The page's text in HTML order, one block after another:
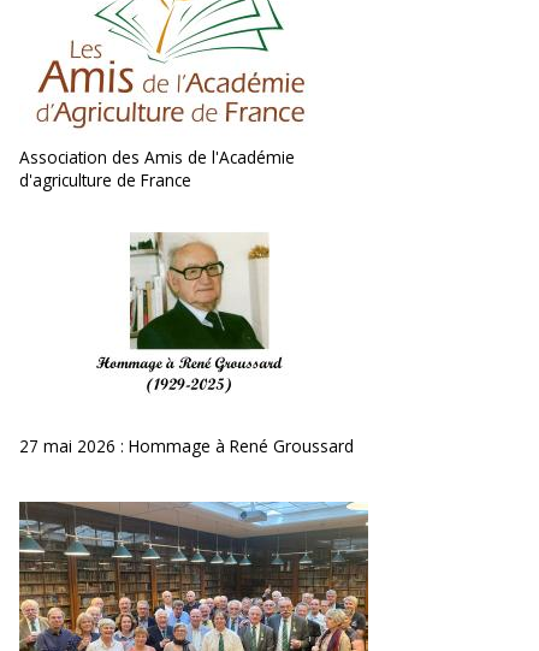
Association des Amis de l'Académie
d'agriculture de France
27 mai 2026 : Hommage à René Groussard